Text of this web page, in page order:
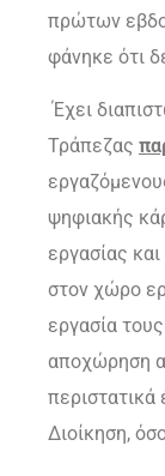
πρώτων
φάνηκε ότι
Έχει
Τράπεζας
ψηφιακής
εργασίας
στον χώρο
εργασία
αποχώρηση
περιστατικά
Διοίκηση,